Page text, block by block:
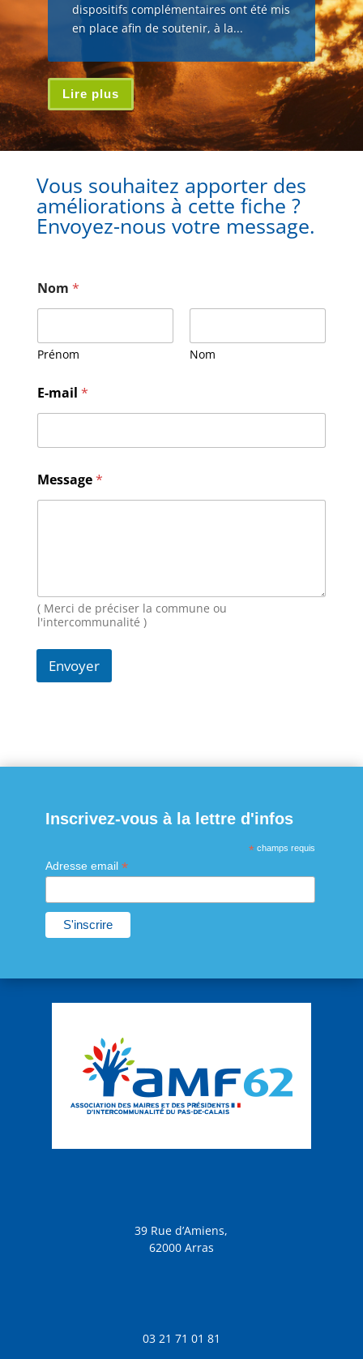
dispositifs complémentaires ont été mis
en place afin de soutenir, à la...
Lire plus
Vous souhaitez apporter des
améliorations à cette fiche ?
Envoyez-nous votre message.
Nom *
Prénom Nom
e
s
a
e
N
o
i
l
E-mail *
Message*
( Merci de préciser la commune ou
l'intercommunalité )
Envoyer
Inscrivez-vous à la lettre d'infos
* champs requis
Adresse email *
39 Rue d’Amiens,
62000 Arras
03 21 71 01 81